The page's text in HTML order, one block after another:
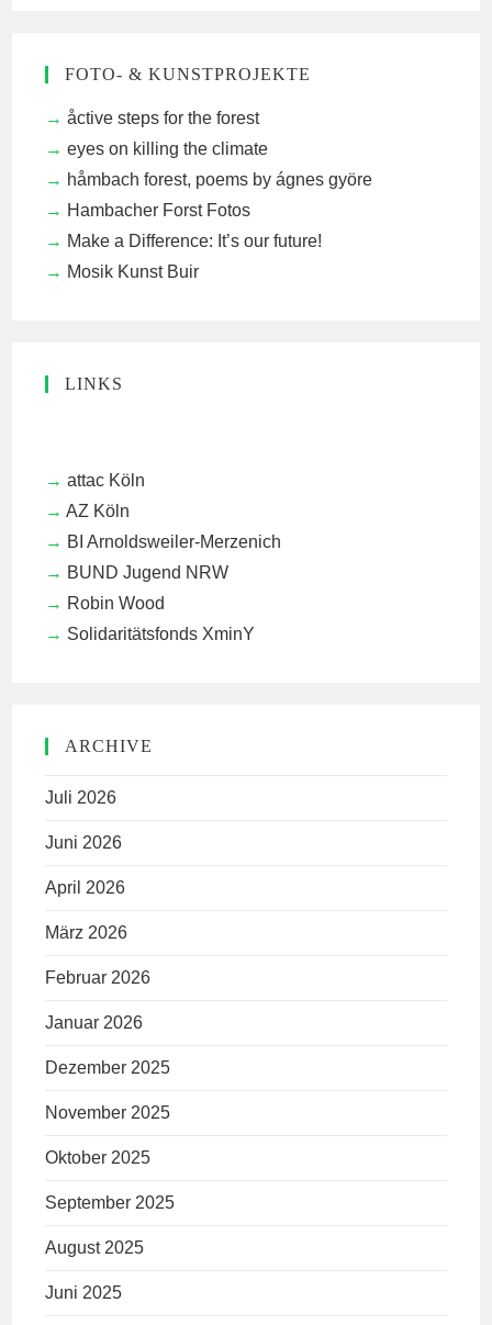
FOTO- & KUNSTPROJEKTE
åctive steps for the forest
eyes on killing the climate
håmbach forest, poems by ágnes györe
Hambacher Forst Fotos
Make a Difference: It’s our future!
Mosik Kunst Buir
LINKS
attac Köln
AZ Köln
BI Arnoldsweiler-Merzenich
BUND Jugend NRW
Robin Wood
Solidaritätsfonds XminY
ARCHIVE
Juli 2026
Juni 2026
April 2026
März 2026
Februar 2026
Januar 2026
Dezember 2025
November 2025
Oktober 2025
September 2025
August 2025
Juni 2025